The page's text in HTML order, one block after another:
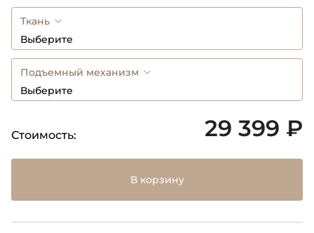
Ткань
Выберите
Подъемный механизм
Выберите
Стоимость: 29 399 ₽
В корзину